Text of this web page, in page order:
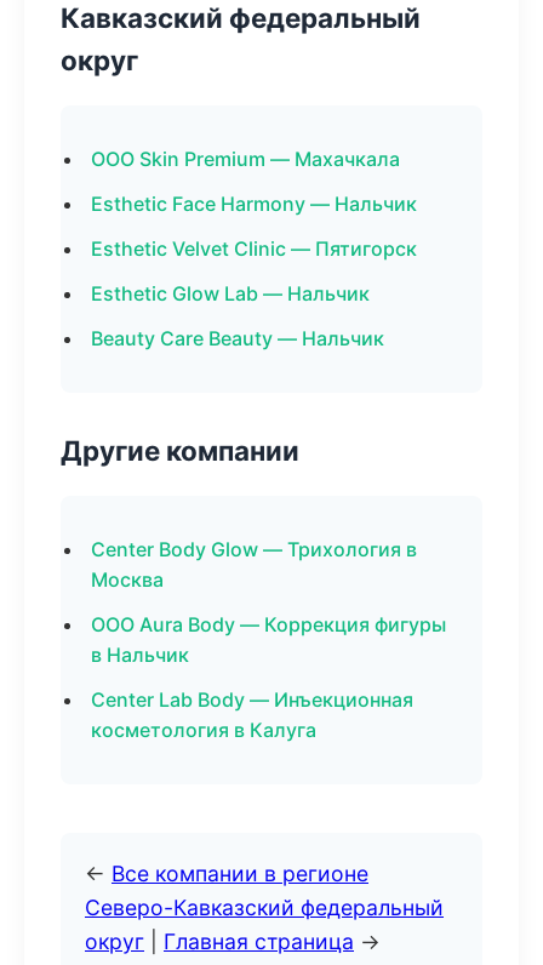
Кавказский федеральный
округ
ООО Skin Premium — Махачкала
Esthetic Face Harmony — Нальчик
Esthetic Velvet Clinic — Пятигорск
Esthetic Glow Lab — Нальчик
Beauty Care Beauty — Нальчик
Другие компании
Center Body Glow — Трихология в
Москва
ООО Aura Body — Коррекция фигуры
в Нальчик
Center Lab Body — Инъекционная
косметология в Калуга
← Все компании в регионе
Северо-Кавказский федеральный
округ
Главная страница →